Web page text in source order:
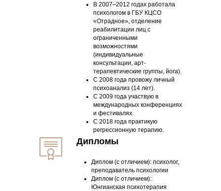
В 2007–2012 годах работала
психологом в ГБУ КЦСО
«Отрадное», отделение
реабилитации лиц с
ограниченными
возможностями
(индивидуальные
консультации, арт-
терапевтические группы, йога).
С 2008 года провожу личный
психоанализ (14 лет).
С 2009 года участвую в
международных конференциях
и фестивалях.
С 2018 года практикую
регрессионную терапию.
Дипломы
Диплом (с отличием): психолог,
преподаватель психологии
Диплом (с отличием):
Юнгианская психотерапия